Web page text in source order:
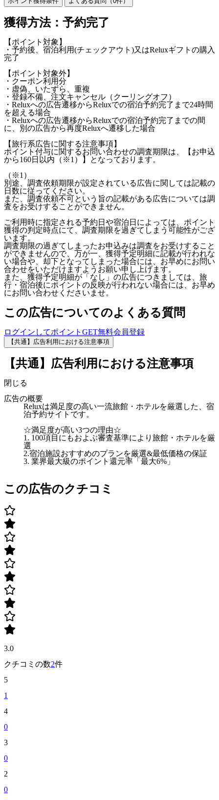
獲得方法：予約完了
【ポイント対象】
・予約後、宿泊利用(チェックアウト)又はReluxギフトの購入
完了
【ポイント対象外】
・クーポン利用分
・虚偽、いたずら、重複
・登録不備、注文キャンセル（クーリングオフ）
・Reluxへの広告遷移からReluxでの宿泊予約完了まで24時間
を超える場合
・Reluxへの広告遷移からReluxでの宿泊予約完了までの間
に、別の広告から再度Reluxへ遷移した場合
【旅行系広告に関する注意事項】
ポイント付与に関するお問い合わせの調査期限は、【お申込
から160日以内（※1）】となっております。
（※1）
別途、調査依頼期限が設定されている広告に関しては記載の
日数に従ってください。
また、調査依頼不可という旨の記載がある広告については調
査をお受けすることができません。
ご利用時に指定される予約日や宿泊日によっては、ポイント
獲得の判定時点にて、調査期限を過ぎてしまう可能性がござ
います。
調査期限の過ぎてしまったお申込みは調査をお受けすること
ができませんので、万が一、獲得予定明細に記載が行われな
い場合や、却下となってしまった場合には、お早めにお問い
合わせをいただけますようお願い申し上げます。
また、獲得予定明細が「なし」の広告につきましては、旅
行・宿泊後にポイントの反映が行われない場合には、お早め
にお問い合わせくださいませ。
この広告についてのよくある質問
ログインしてポイントGET無料会員登録
【共通】広告利用における注意事項
【共通】広告利用における注意事項
閉じる
広告の概要
Reluxは満足度の高い一流旅館・ホテルを厳選した、宿
泊予約サイトです。
☆満足度が高い3つの理由☆
1. 100項目にもおよぶ審査基準により旅館・ホテルを厳
選
2.宿泊施設おすすめのプランを厳選&最低価格の保証
3. 業界最大級のポイント還元率「最大6%」
この広告のクチコミ
3.0
クチコミの数2件
5
1
4
0
3
0
2
0